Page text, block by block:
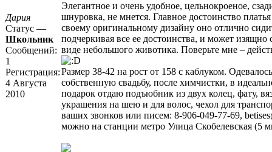
Дария
Статус —
Школьник
Сообщений:
1
Регистрация:
4 Августа
2010
Элегантное и очень удобное, цельнокроеное,
шнуровка, не мнется. Главное достоинство
своему оригинальному дизайну оно отлично
подчеркивая все ее достоинства, и может изящно
виде небольшого животика. Поверьте мне –
Размер 38-42 на рост от 158 с каблуком.
собственную свадьбу, после химчистки, в
подарок отдаю подъюбник из двух колец, фату,
украшения на шею и для волос, чехол для
ваших звонков или писем: 8-906-049-77-69,
можно на станции метро Улица Скобелевская (5